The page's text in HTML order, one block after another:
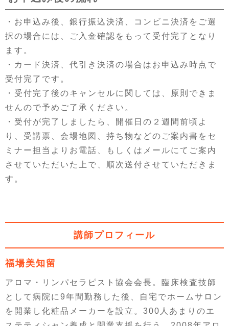
・お申込み後、銀行振込決済、コンビニ決済をご選
択の場合には、ご入金確認をもって受付完了となり
ます。
・カード決済、代引き決済の場合はお申込み時点で
受付完了です。
・受付完了後のキャンセルに関しては、原則できま
せんので予めご了承ください。
・受付が完了しましたら、開催日の２週間前頃よ
り、受講票、会場地図、持ち物などのご案内書をセ
ミナー担当よりお電話、もしくはメールにてご案内
させていただいた上で、順次送付させていただきま
す。
講師プロフィール
福場美知留
アロマ・リンパセラピスト協会会長。臨床検査技師
として病院に9年間勤務した後、自宅でホームサロン
を開業し化粧品メーカーを設立。300人あまりのエ